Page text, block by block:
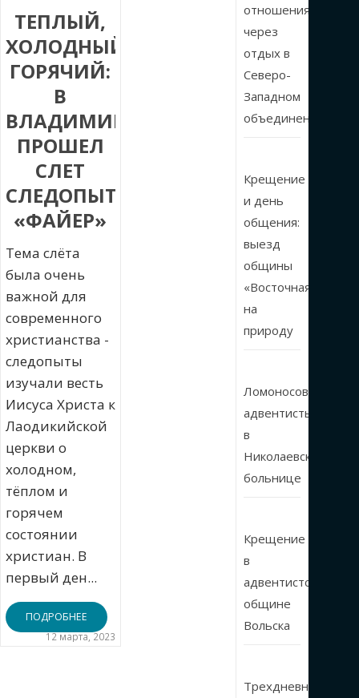
ТЕПЛЫЙ,
ХОЛОДНЫЙ,
ГОРЯЧИЙ:
В
ВЛАДИМИРЕ
ПРОШЕЛ
СЛЕТ
СЛЕДОПЫТОВ
«ФАЙЕР»
Тема слёта
была очень
важной для
современного
христианства -
следопыты
изучали весть
Иисуса Христа к
Лаодикийской
церкви о
холодном,
тёплом и
горячем
состоянии
христиан. В
первый ден...
ПОДРОБНЕЕ
12 марта, 2023
отношения
через
отдых в
Северо-
Западном
объединении
Крещение
и день
общения:
выезд
общины
«Восточная»
на
природу
Ломоносовские
адвентисты
в
Николаевской
больнице
Крещение
в
адвентистской
общине
Вольска
Трехдневные